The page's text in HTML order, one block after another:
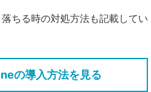
ちる時の対処方法も記載してい
の導入方法を見る